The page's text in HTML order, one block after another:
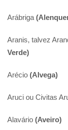
Arábriga
Aranis, talvez
Verde)
Arécio (Alvega)
Aruci ou Civitas
Alavário (Aveiro)